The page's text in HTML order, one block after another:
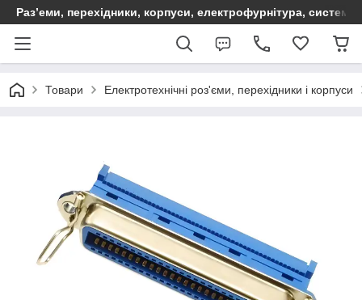
Раз’еми, перехідники, корпуси, електрофурнітура,
Товари Електротехнічні роз'єми, перехідники і корпуси